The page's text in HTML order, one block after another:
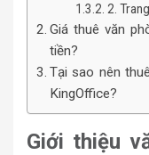
2.
Giá thuê văn
tiền?
Tại sao nên
KingOffice?
Giới thiệu